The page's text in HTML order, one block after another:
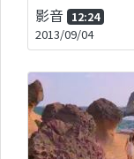
影音 12:24
2013/09/04